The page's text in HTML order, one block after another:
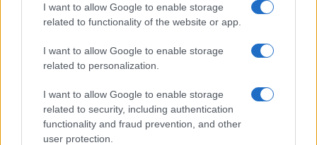
I want to allow Google to enable storage
related to functionality of the website or app.
I want to allow Google to enable storage
related to personalization.
I want to allow Google to enable storage
related to security, including authentication
functionality and fraud prevention, and other
user protection.
Audio Zaniolo, la ragazza coinvolta fa chiarezza sulle
Dalla festa al dramma: la morte di
Benedetta Marino e l’appello per